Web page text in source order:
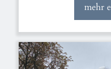
mehr